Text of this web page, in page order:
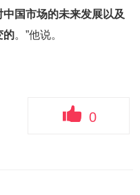
国市场的未来发展以及
的。”他说。
0